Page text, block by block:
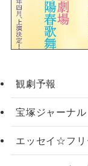
観劇予報
宝塚ジャーナル
エッセイ☆フリ